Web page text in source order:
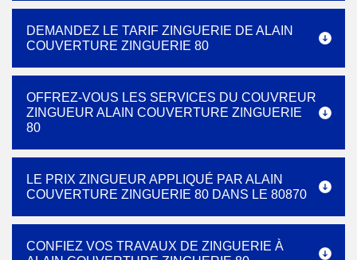
DEMANDEZ LE TARIF ZINGUERIE DE ALAIN
COUVERTURE ZINGUERIE 80
OFFREZ-VOUS LES SERVICES DU COUVREUR
ZINGUEUR ALAIN COUVERTURE ZINGUERIE
80
LE PRIX ZINGUEUR APPLIQUÉ PAR ALAIN
COUVERTURE ZINGUERIE 80 DANS LE 80870
CONFIEZ VOS TRAVAUX DE ZINGUERIE À